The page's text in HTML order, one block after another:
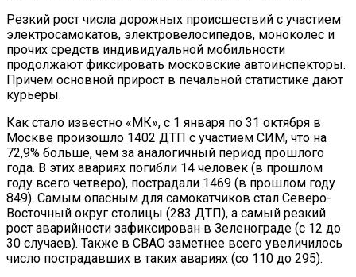
Резкий рост числа дорожных происшествий с участием
электросамокатов, электровелосипедов, моноколес и
прочих средств индивидуальной мобильности
продолжают фиксировать московские автоинспекторы.
Причем основной прирост в печальной статистике дают
курьеры.
Как стало известно «МК», с 1 января по 31 октября в
Москве произошло 1402 ДТП с участием СИМ, что на
72,9% больше, чем за аналогичный период прошлого
года. В этих авариях погибли 14 человек (в прошлом
году всего четверо), пострадали 1469 (в прошлом году
849). Самым опасным для самокатчиков стал Северо-
Восточный округ столицы (283 ДТП), а самый резкий
рост аварийности зафиксирован в Зеленограде (с 12 до
30 случаев). Также в СВАО заметнее всего увеличилось
число пострадавших в таких авариях (со 110 до 295).